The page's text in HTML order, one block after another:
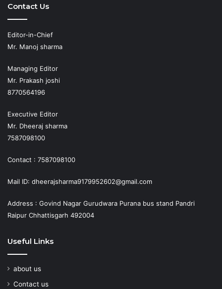
Contact Us
Editor-in-Chief
Mr. Manoj sharma
Managing Editor
Mr. Prakash joshi
8770564196
Executive Editor
Mr. Dheeraj sharma
7587098100
Contact : 7587098100
Mail ID: dheerajsharma9179952602@gmail.com
Address : Govind Nagar Gurudwara Purana bus stand Pandri
Raipur Chhattisgarh 492004
Useful Links
about us
Contact us